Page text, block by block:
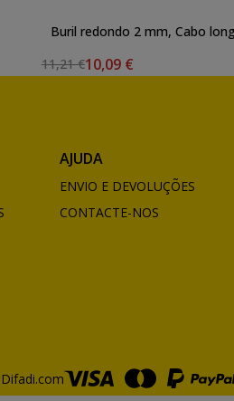
Buril redondo 2 mm, Cabo
11,21 €10,09 €
AJUDA
ENVIO E DEVOLUÇÕES
CONTACTE-NOS